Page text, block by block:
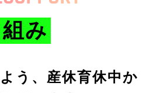
み
う、産休育休中か